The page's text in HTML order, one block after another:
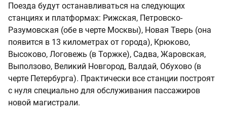
Поезда будут останавливаться на следующих
станциях и платформах: Рижская, Петровско-
Разумовская (обе в черте Москвы), Новая Тверь (она
появится в 13 километрах от города), Крюково,
Высоково, Логовежь (в Торжке), Садва, Жаровская,
Выползово, Великий Новгород, Валдай, Обухово (в
черте Петербурга). Практически все станции построят
с нуля специально для обслуживания пассажиров
новой магистрали.